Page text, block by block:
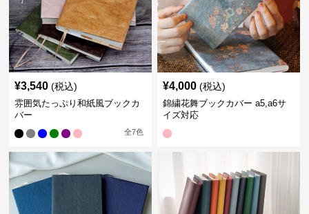
¥3,540 (税込)
雰囲気たっぷり和紙風ブックカ
バー
全7色
¥4,000 (税込)
錦繍花舞ブックカバー a5,a6サ
イズ対応